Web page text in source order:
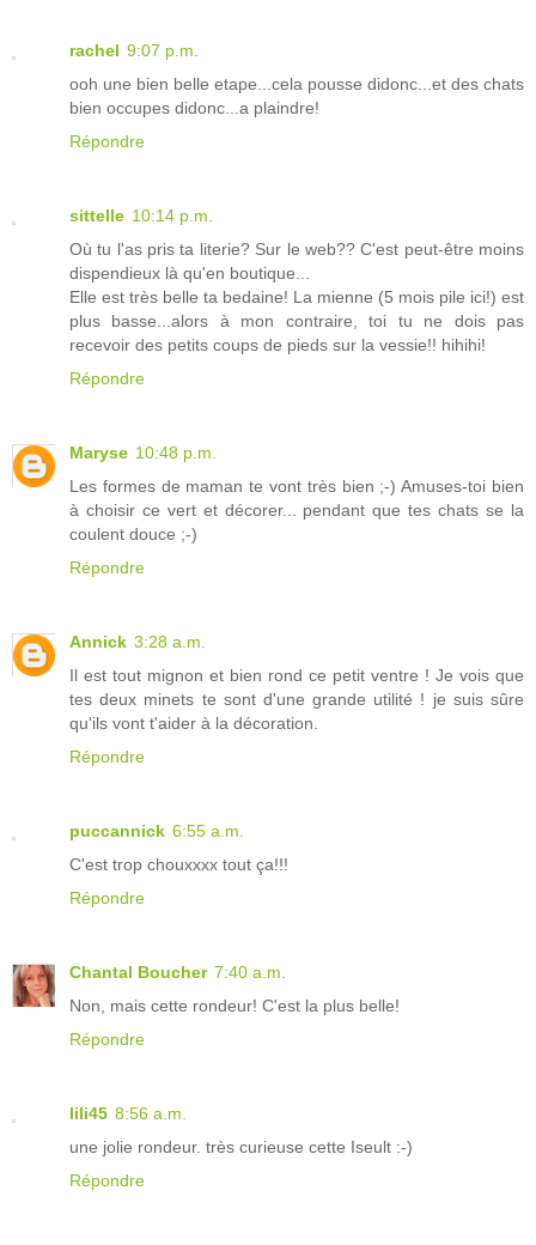
rachel 9:07 p.m.
ooh une bien belle etape...cela pousse didonc...et des chats
bien occupes didonc...a plaindre!
Répondre
sittelle 10:14 p.m.
Où tu l'as pris ta literie? Sur le web?? C'est peut-être moins
dispendieux là qu'en boutique...
Elle est très belle ta bedaine! La mienne (5 mois pile ici!) est
plus basse...alors à mon contraire, toi tu ne dois pas
recevoir des petits coups de pieds sur la vessie!! hihihi!
Répondre
Maryse 10:48 p.m.
Les formes de maman te vont très bien ;-) Amuses-toi bien
à choisir ce vert et décorer... pendant que tes chats se la
coulent douce ;-)
Répondre
Annick 3:28 a.m.
Il est tout mignon et bien rond ce petit ventre ! Je vois que
tes deux minets te sont d'une grande utilité ! je suis sûre
qu'ils vont t'aider à la décoration.
Répondre
puccannick 6:55 a.m.
C'est trop chouxxxx tout ça!!!
Répondre
Chantal Boucher 7:40 a.m.
Non, mais cette rondeur! C'est la plus belle!
Répondre
lili45 8:56 a.m.
une jolie rondeur. très curieuse cette Iseult :-)
Répondre